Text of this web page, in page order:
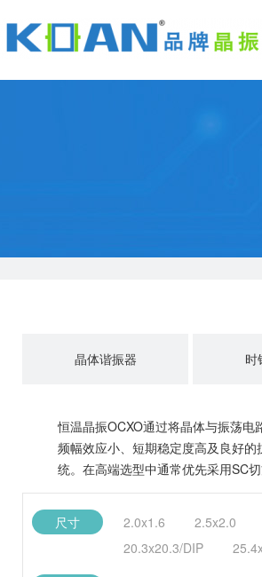
晶体谐振器 时
恒温晶振OCXO通过将晶体与振荡电
频幅效应小、短期稳定度高及良好
统。在高端选型中通常优先采用SC
尺寸 2.0x1.6 2.5x2.0
20.3x20.3/DIP